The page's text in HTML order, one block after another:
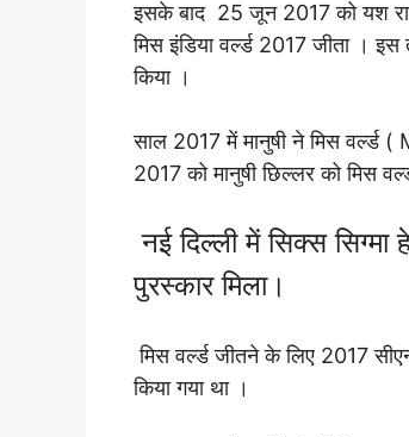
इसके बाद 25 जून 2017 को यश राज
मिस इंडिया वर्ल्ड 2017 जीता । इस
किया ।
साल 2017 में मानुषी ने मिस वर्ल्ड (
2017 को मानुषी छिल्लर को मिस
नई दिल्ली में सिक्स
पुरस्कार मिला।
मिस वर्ल्ड जीतने के लिए 2017
किया गया था ।